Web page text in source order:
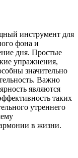
инструмент для
фона и
дня. Простые
упражнения,
значительно
Важно
являются
таких
утреннего
в жизни.